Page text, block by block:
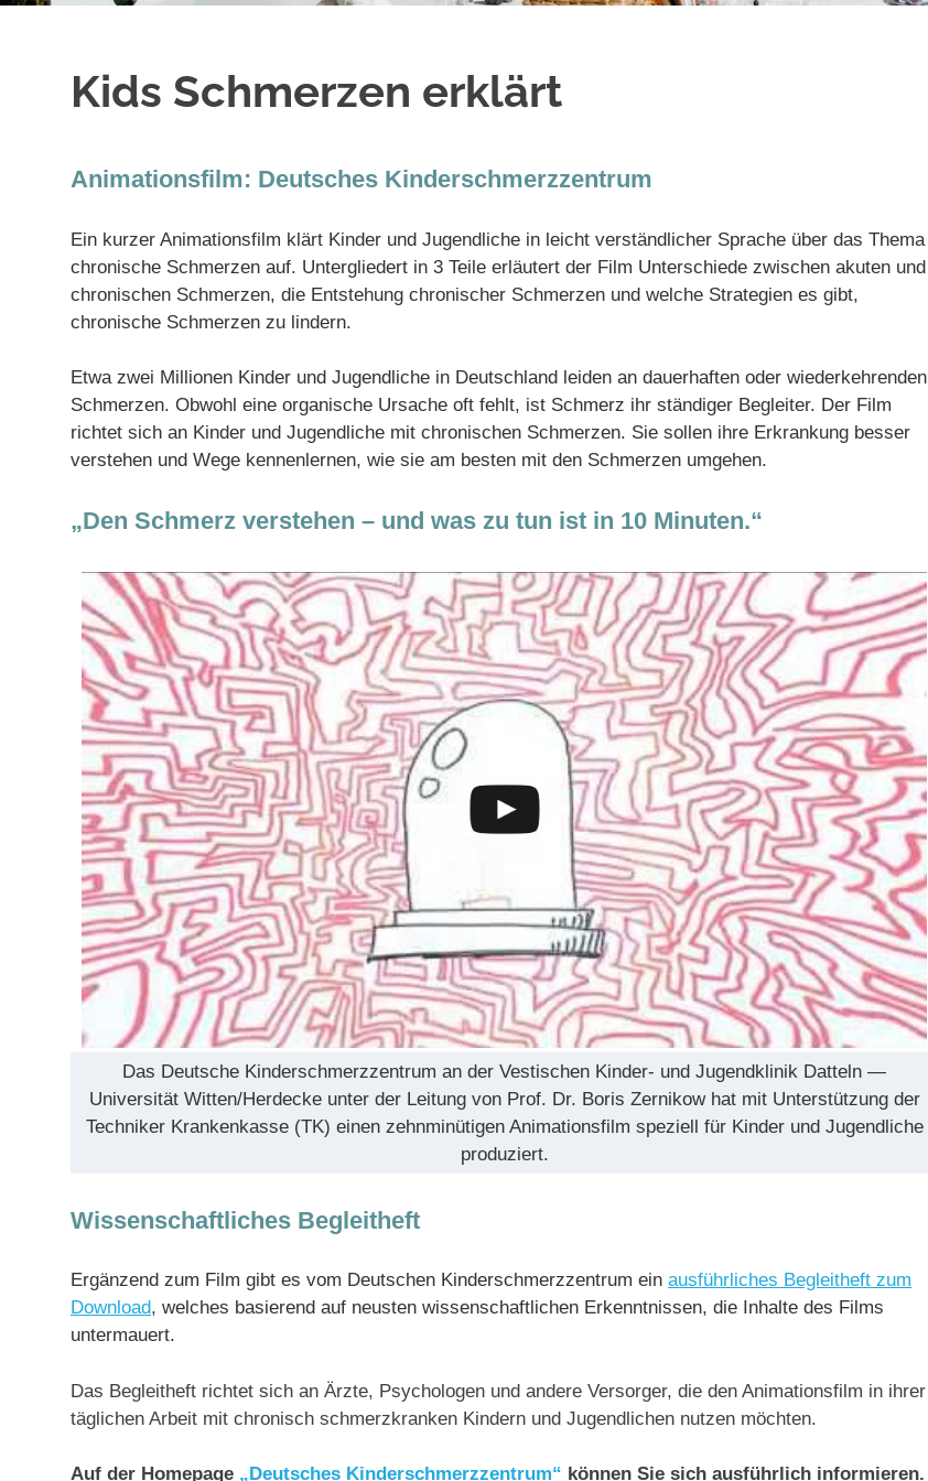
Kids Schmerzen erklärt
Animationsfilm: Deutsches Kinderschmerzzentrum
Ein kurzer Animationsfilm klärt Kinder und Jugendliche in leicht verständlicher Sprache über das Thema
chronische Schmerzen auf. Untergliedert in 3 Teile erläutert der Film Unterschiede zwischen akuten und
chronischen Schmerzen, die Entstehung chronischer Schmerzen und welche Strategien es gibt,
chronische Schmerzen zu lindern.
Etwa zwei Millionen Kinder und Jugendliche in Deutschland leiden an dauerhaften oder wiederkehrenden
Schmerzen. Obwohl eine organische Ursache oft fehlt, ist Schmerz ihr ständiger Begleiter. Der Film
richtet sich an Kinder und Jugendliche mit chronischen Schmerzen. Sie sollen ihre Erkrankung besser
verstehen und Wege kennenlernen, wie sie am besten mit den Schmerzen umgehen.
„Den Schmerz verstehen – und was zu tun ist in 10 Minuten.“
Das Deutsche Kinderschmerzzentrum an der Vestischen Kinder- und Jugendklinik Datteln —
Universität Witten/Herdecke unter der Leitung von Prof. Dr. Boris Zernikow hat mit Unterstützung der
Techniker Krankenkasse (TK) einen zehnminütigen Animationsfilm speziell für Kinder und Jugendliche
produziert.
Wissenschaftliches Begleitheft
Ergänzend zum Film gibt es vom Deutschen Kinderschmerzzentrum ein ausführliches Begleitheft zum
Download, welches basierend auf neusten wissenschaftlichen Erkenntnissen, die Inhalte des Films
untermauert.
Das Begleitheft richtet sich an Ärzte, Psychologen und andere Versorger, die den Animationsfilm in ihrer
täglichen Arbeit mit chronisch schmerzkranken Kindern und Jugendlichen nutzen möchten.
Auf der Homepage „Deutsches Kinderschmerzzentrum“ können Sie sich ausführlich informieren.